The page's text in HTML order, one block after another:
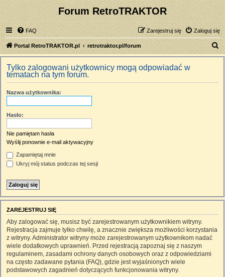
Forum RetroTRAKTOR
FAQ Zaloguj się
Zarejestruj się
Portal RetroTRAKTOR.pl retrotraktor.pl/forum
z
Tylko zalogowani użytkownicy mogą odpowiadać w
tematach na tym forum.
Nazwa użytkownika:
Hasło:
Nie pamiętam hasła
Wyślij ponownie e-mail aktywacyjny
Zapamiętaj mnie
Ukryj mój status podczas tej sesji
ZAREJESTRUJ SIĘ
Aby zalogować się, musisz być zarejestrowanym użytkownikiem witryny.
Rejestracja zajmuje tylko chwilę, a znacznie zwiększa możliwości korzystania
z witryny. Administrator witryny może zarejestrowanym użytkownikom nadać
wiele dodatkowych uprawnień. Przed rejestracją zapoznaj się z naszym
regulaminem, zasadami ochrony danych osobowych oraz z odpowiedziami
na często zadawane pytania (FAQ), gdzie jest wyjaśnionych wiele
podstawowych zagadnień dotyczących funkcjonowania witryny.